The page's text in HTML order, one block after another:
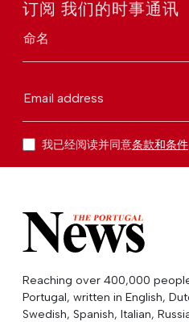
订阅 我们的时事通讯
命名
Email address
我已经阅读并同意条款和条件
Reaching over 400,000
Portugal, written in English,
Swedish, Spanish, Italian,